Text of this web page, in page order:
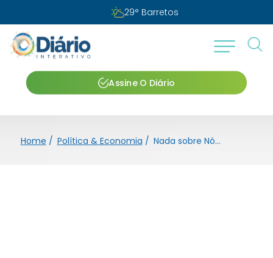
Quinta-feira, 06 de agosto de 2026
Assine O Diário
Home / Política & Economia / Nada sobre Nós sem Nós: a construção da sociedade inclusiva